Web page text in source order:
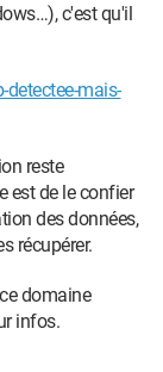
c'est qu'il
mais-
reste
est de le confier
des données,
récupérer.
domaine
infos.